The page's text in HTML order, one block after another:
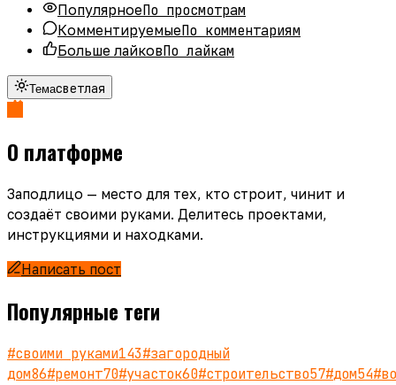
ПопулярноеПо просмотрам
КомментируемыеПо комментариям
Больше лайковПо лайкам
Темасветлая
О платформе
Заподлицо — место для тех, кто строит, чинит и
создаёт своими руками. Делитесь проектами,
инструкциями и находками.
Написать пост
Популярные теги
#своими руками143#загородный
дом86#ремонт70#участок60#строительство57#дом54#